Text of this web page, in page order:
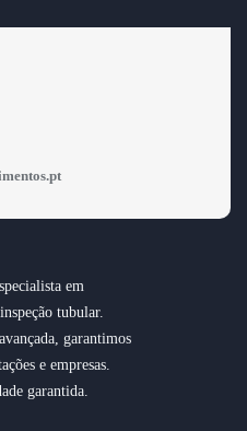
em
tubular.
garantimos
e empresas.
garantida.